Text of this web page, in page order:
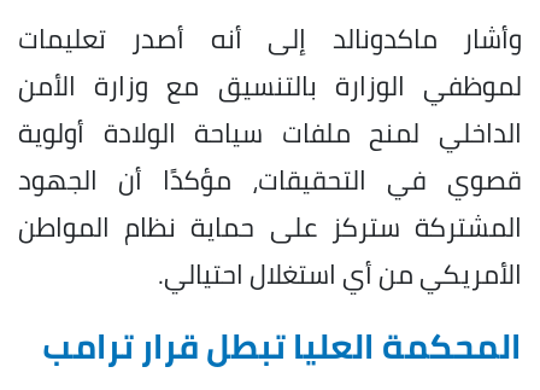
وأشار ماكدونالد إلى أنه أصدر تعليمات
لموظفي الوزارة بالتنسيق مع وزارة الأمن
الداخلي لمنح ملفات سياحة الولادة أولوية
قصوي في التحقيقات، مؤكدًا أن الجهود
المشتركة ستركز على حماية نظام المواطن
الأمريكي من أي استغلال احتيالي.
المحكمة العليا تبطل قرار ترامب